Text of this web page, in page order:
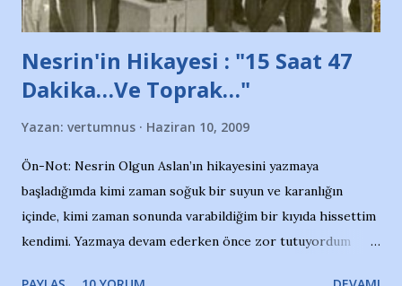
Nesrin'in Hikayesi : "15 Saat 47
Dakika…Ve Toprak…"
Yazan: vertumnus Haziran 10, 2009
Ön-Not: Nesrin Olgun Aslan’ın hikayesini yazmaya
başladığımda kimi zaman soğuk bir suyun ve karanlığın
içinde, kimi zaman sonunda varabildiğim bir kıyıda hissettim
kendimi. Yazmaya devam ederken önce zor tutuyordum